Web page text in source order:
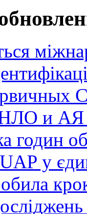
НЛО и
годин
UAP у